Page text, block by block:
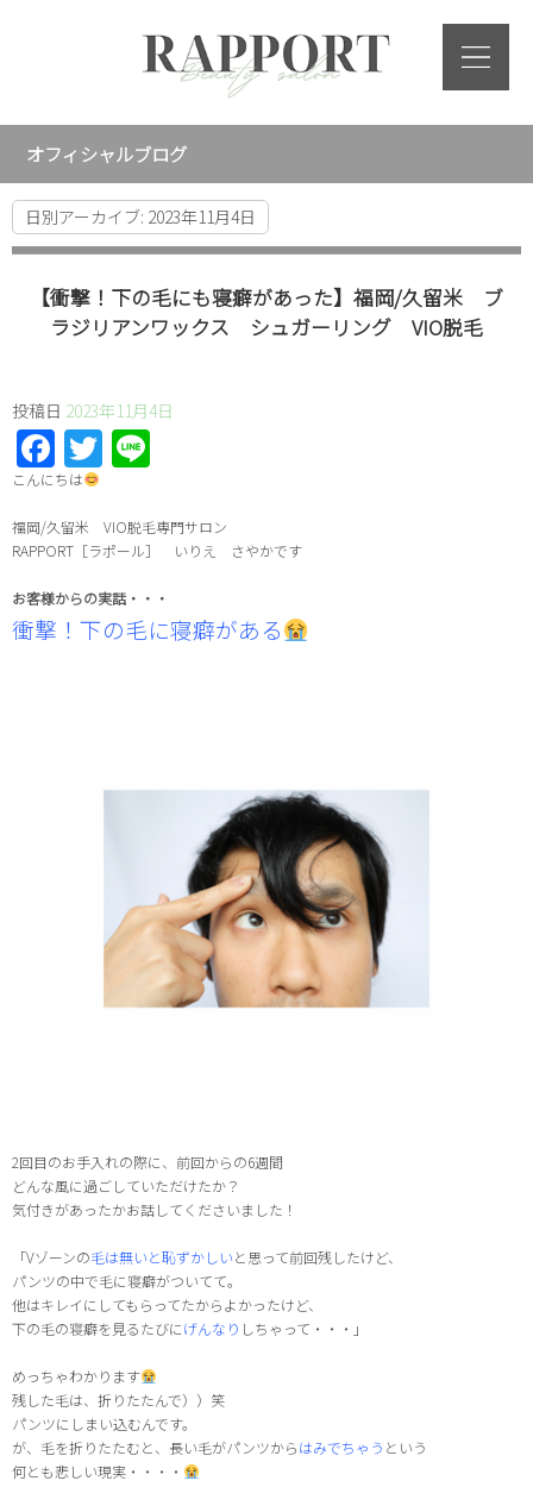
オフィシャルブログ
日別アーカイブ: 2023年11月4日
【衝撃！下の毛にも寝癖があった】福岡/久留米 ブ
ラジリアンワックス シュガーリング VIO脱毛
投稿日 2023年11月4日
Facebook
Twitter
こんにちは
福岡/久留米 VIO脱毛専門サロン
RAPPORT［ラポール］ いりえ さやかです
お客様からの実話・・・
衝撃！下の毛に寝癖がある
2回目のお手入れの際に、前回からの6週間
どんな風に過ごしていただけたか？
気付きがあったかお話してくださいました！
「Vゾーンの毛は無いと恥ずかしいと思って前回残したけど、
パンツの中で毛に寝癖がついてて。
他はキレイにしてもらってたからよかったけど、
下の毛の寝癖を見るたびにげんなり しちゃって・・・」
めっちゃわかります
残した毛は、折りたたんで））笑
パンツにしまい込むんです。
が、毛を折りたたむと、長い毛がパンツからはみでちゃう という
何とも悲しい現実・・・・